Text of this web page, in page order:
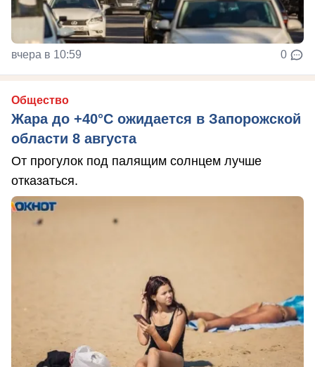
вчера в 10:59 0
Общество
Жара до +40°С ожидается в Запорожской
области 8 августа
От прогулок под палящим солнцем лучше
отказаться.